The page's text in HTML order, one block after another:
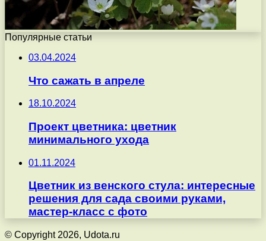
Популярные статьи
03.04.2024
Что сажать в апреле
18.10.2024
Проект цветника: цветник
минимального ухода
01.11.2024
Цветник из венского стула: интересные
решения для сада своими руками,
мастер-класс с фото
© Copyright 2026, Udota.ru